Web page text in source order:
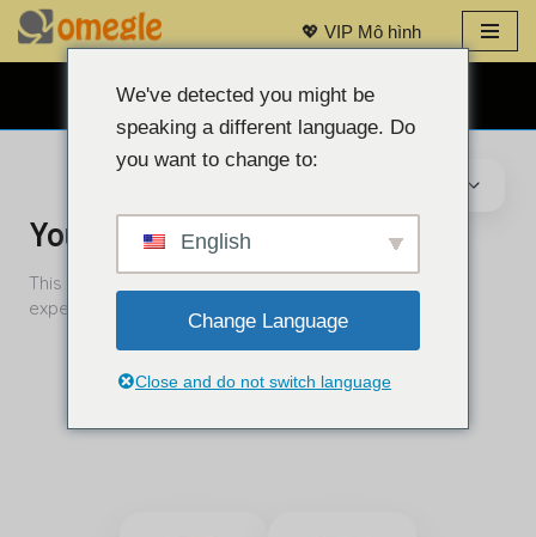
Bỏ
💖 VIP Mô hình
TRÒ CHUYỆN QUA WEBCAM MIỄN PHÍ 👉
We've detected you might be
speaking a different language. Do
you want to change to:
English
Change Language
Close and do not switch language